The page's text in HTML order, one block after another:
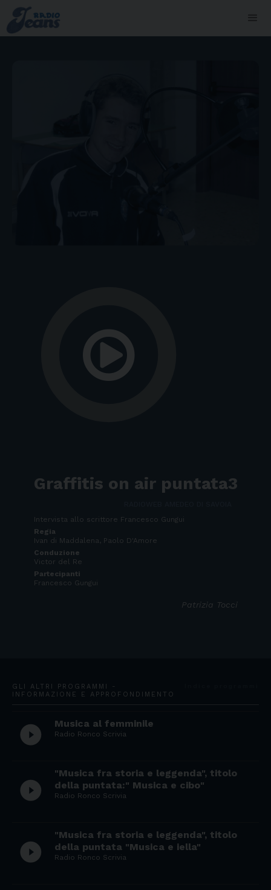
Graffitis on air puntata3
Intervista allo scrittore Francesco Gungui
Regia
Ivan di Maddalena, Paolo D'Amore
Conduzione
Victor del Re
Partecipanti
Francesco Gungui
Patrizia Tocci
GLI ALTRI PROGRAMMI -
INFORMAZIONE E APPROFONDIMENTO
play_circle_filled Musica al femminile
Radio Ronco Scrivia
play_circle_filled
"Musica fra storia e leggenda", titolo
della puntata:" Musica e cibo"
Radio Ronco Scrivia
play_circle_filled
"Musica fra storia e leggenda", titolo
della puntata "Musica e iella"
Radio Ronco Scrivia